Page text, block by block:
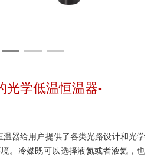
光学低温恒温器-
温器给用户提供了各类光路设计和光学
。冷媒既可以选择液氮或者液氦，也